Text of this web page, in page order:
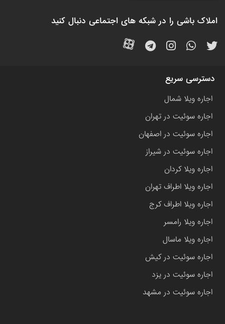
املاک باشی را در شبکه های اجتماعی دنبال کنید
دسترسی سریع
اجاره ویلا شمال
اجاره سوئیت در تهران
اجاره سوئیت در اصفهان
اجاره سوئیت در شیراز
اجاره ویلا کردان
اجاره ویلا اطراف تهران
اجاره ویلا اطراف کرج
اجاره ویلا رامسر
اجاره ویلا ماسال
اجاره سوئیت در کیش
اجاره سوئیت در یزد
اجاره سوئیت در مشهد